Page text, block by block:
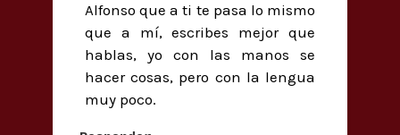
Alfonso que a ti te pasa lo mismo
que a mí, escribes mejor que
hablas, yo con las manos se
hacer cosas, pero con la lengua
muy poco.